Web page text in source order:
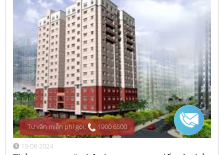
19-08-2024
Tư vấn miễn phí gọi: 1900 6500